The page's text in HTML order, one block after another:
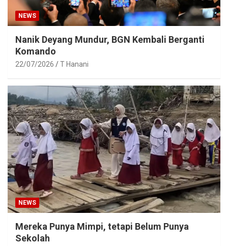
NEWS
Nanik Deyang Mundur, BGN Kembali Berganti
Komando
22/07/2026 T Hanani
NEWS
Mereka Punya Mimpi, tetapi Belum Punya
Sekolah